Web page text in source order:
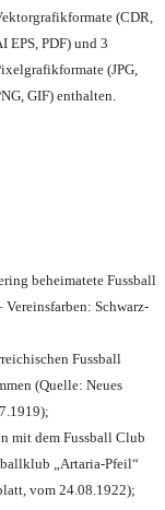
(CDR,
EPS, PDF) und 3
(JPG,
GIF) enthalten.
beheimatete Fussball
Schwarz-
Fussball
(Quelle: Neues
mit dem Fussball Club
„Artaria-Pfeil“
vom 24.08.1922);